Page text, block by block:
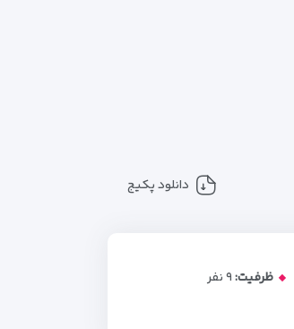
دانلود پکیج
ظرفیت:۹نفر